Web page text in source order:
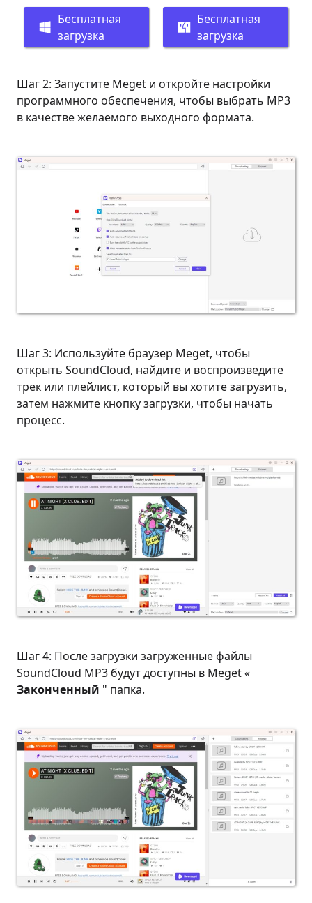
Бесплатная
загрузка
Бесплатная
загрузка
Шаг 2: Запустите Meget и откройте настройки
программного обеспечения, чтобы выбрать MP3
в качестве желаемого выходного формата.
Шаг 3: Используйте браузер Meget, чтобы
открыть SoundCloud, найдите и воспроизведите
трек или плейлист, который вы хотите загрузить,
затем нажмите кнопку загрузки, чтобы начать
процесс.
Шаг 4: После загрузки загруженные файлы
SoundCloud MP3 будут доступны в Meget «
Законченный " папка.